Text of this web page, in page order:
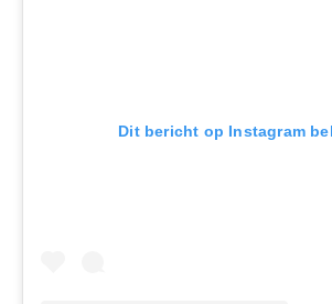
Dit bericht op Instagram